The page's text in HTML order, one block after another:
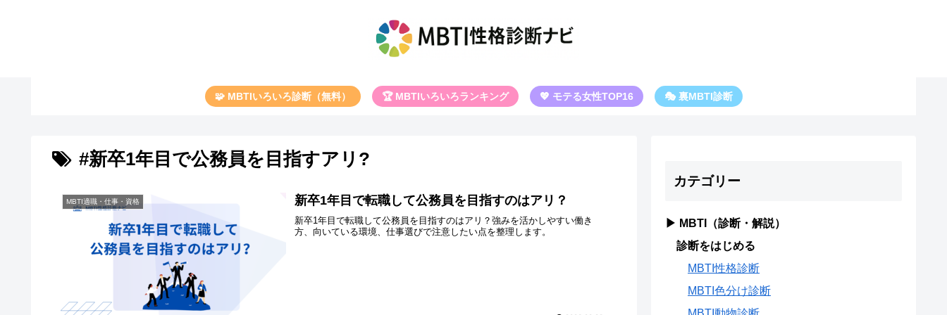
🧩 MBTIいろいろ診断（無料） 🏆 MBTIいろいろランキング 💖 モテる女性TOP16 🎭 裏MBTI診断
#新卒1年目で公務員を目指すアリ?
MBTI適職・仕事・資格 新卒1年目で転職して公務員を目指すのはアリ？
新卒1年目で転職して公務員を目指すのはアリ？強みを活かしやすい働き
方、向いている環境、仕事選びで注意したい点を整理します。
カテゴリー
▶ MBTI（診断・解説）
診断をはじめる
MBTI性格診断
MBTI色分け診断